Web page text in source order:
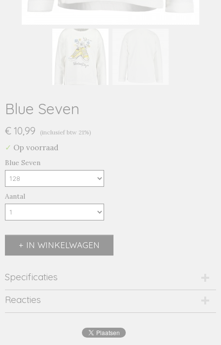
Blue Seven
€ 10,99 (inclusief btw 21%)
✓ Op voorraad
Blue Seven
Aantal
IN WINKELWAGEN
Specificaties
Productcode
750610/wit-7198
Productcode leverancier
Reacties